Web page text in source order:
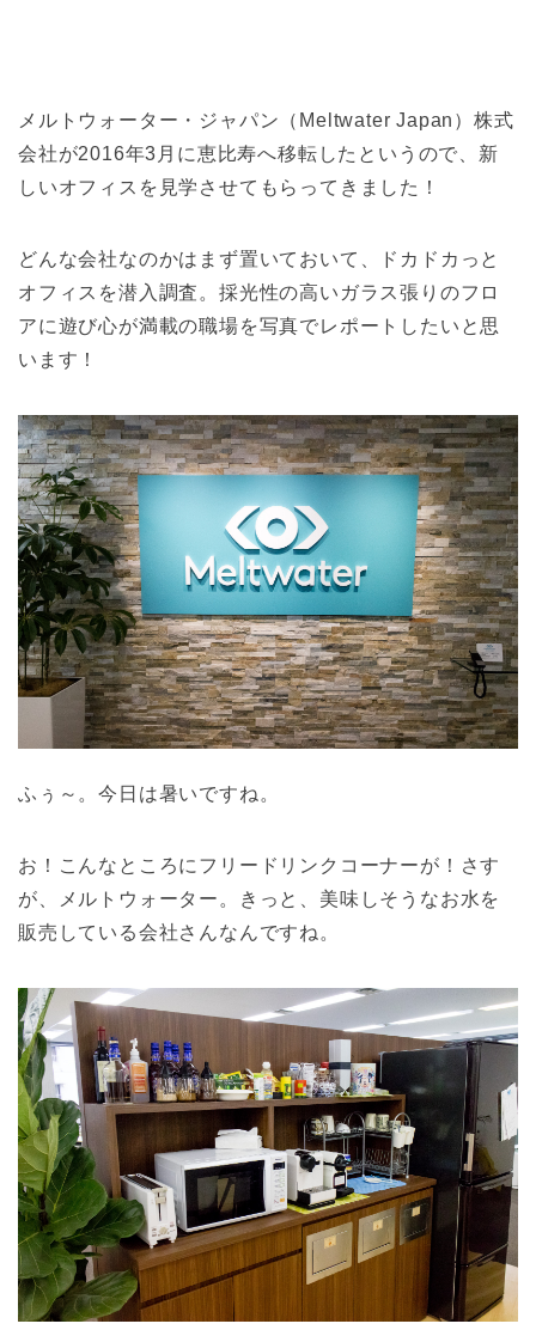
メルトウォーター・ジャパン（Meltwater Japan）株式
会社が2016年3月に恵比寿へ移転したというので、新
しいオフィスを見学させてもらってきました！
どんな会社なのかはまず置いておいて、ドカドカっと
オフィスを潜入調査。採光性の高いガラス張りのフロ
アに遊び心が満載の職場を写真でレポートしたいと思
います！
ふぅ～。今日は暑いですね。
お！こんなところにフリードリンクコーナーが！さす
が、メルトウォーター。きっと、美味しそうなお水を
販売している会社さんなんですね。